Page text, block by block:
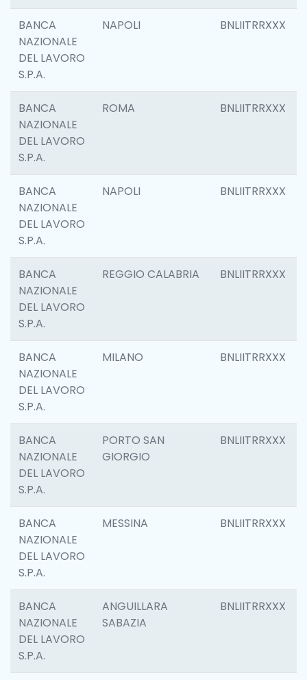
BANCA
NAZIONALE
DEL LAVORO
S.P.A.
NAPOLI BNLIITRRXXX
BANCA
NAZIONALE
DEL LAVORO
S.P.A.
ROMA BNLIITRRXXX
BANCA
NAZIONALE
DEL LAVORO
S.P.A.
NAPOLI BNLIITRRXXX
BANCA
NAZIONALE
DEL LAVORO
S.P.A.
REGGIO CALABRIA BNLIITRRXXX
BANCA
NAZIONALE
DEL LAVORO
S.P.A.
MILANO BNLIITRRXXX
BANCA
NAZIONALE
DEL LAVORO
S.P.A.
PORTO SAN
GIORGIO
BNLIITRRXXX
BANCA
NAZIONALE
DEL LAVORO
S.P.A.
MESSINA BNLIITRRXXX
BANCA
NAZIONALE
DEL LAVORO
S.P.A.
ANGUILLARA
SABAZIA
BNLIITRRXXX